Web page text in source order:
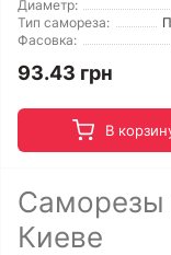
Диаметр:
Тип самореза:
Фасовка:
93.43 грн
В
Саморезы
Киеве